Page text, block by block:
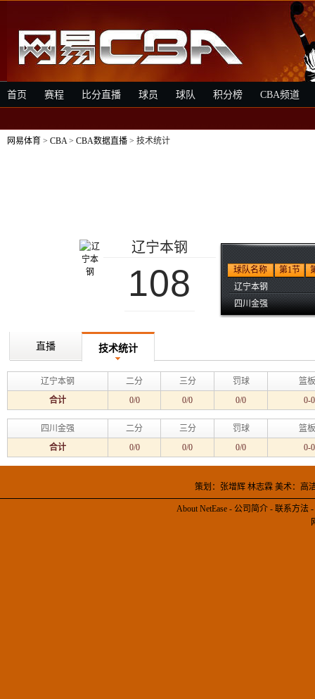
首页 赛程 比分直播 球员 球队 积分榜 CBA频道
网易体育 > CBA> CBA数据直播 > 技术统计
辽宁本钢
108 球队名称 第1节
辽宁本钢
四川金强
直播 技术统计
辽宁本钢 二分 三分 罚球
篮
合计
0/0 0/0 0/0 0-
四川金强 二分 三分 罚球
篮
合计
0/0 0/0 0/0 0-
策划：张增辉 林志霖 美术：
About NetEase - 公司简介 - 联系方法 -